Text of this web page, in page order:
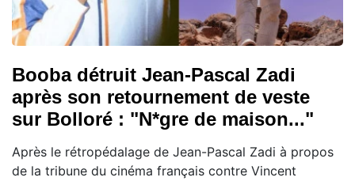
Booba détruit Jean-Pascal Zadi
après son retournement de veste
sur Bolloré : "N*gre de maison..."
Après le rétropédalage de Jean-Pascal Zadi à propos
de la tribune du cinéma français contre Vincent